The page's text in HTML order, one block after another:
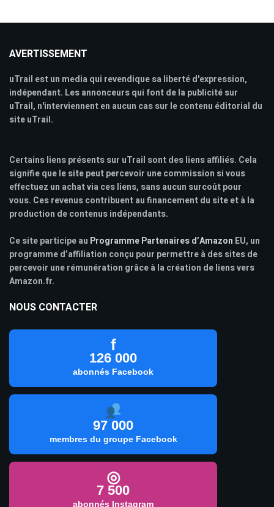
AVERTISSEMENT
uTrail est un media qui revendique sa liberté d'expression,
indépendant. Les annonceurs qui font de la publicité sur
uTrail, n'interviennent en aucun cas sur le contenu éditorial du
site uTrail.
Certains liens présents sur uTrail sont des liens affiliés. Cela
signifie que le site peut percevoir une commission si vous
effectuez un achat via ces liens, sans aucun surcoût pour
vous. Ces revenus contribuent au financement du site et à la
production de contenus indépendants.
Ce site participe au Programme Partenaires d’Amazon EU, un
programme d’affiliation conçu pour permettre à des sites de
percevoir une rémunération grâce à la création de liens vers
Amazon.fr.
NOUS CONTACTER
f
126 000
abonnés Facebook
97 000
membres du groupe Facebook
◎
7 500
abonnés Instagram